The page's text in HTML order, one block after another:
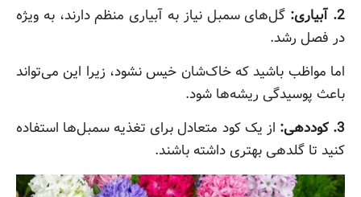
2. آبیاری:
گل‌های سمبل نیاز به آبیاری منظم دارند، به ویژه
در فصل رشد.
اما مواظب باشید که خاک‌شان خیس نشود، زیرا این می‌تواند
باعث پوسیدگی ریشه‌ها شود.
3. کوددهی:
از یک کود متعادل برای تغذیه سمبل‌ها استفاده
کنید تا گلدهی بهتری داشته باشند.